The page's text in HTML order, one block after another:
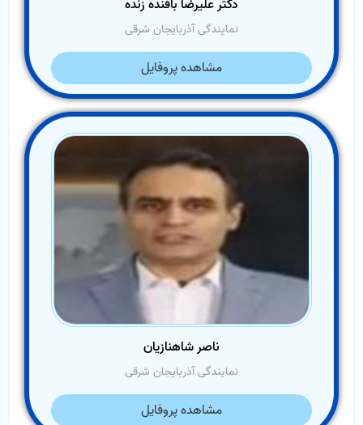
دکتر علیرضا بافنده زنده
نمایندگی آذربایجان شرقی
مشاهده پروفایل
ناصر شاهنازیان
نمایندگی آذربایجان شرقی
مشاهده پروفایل